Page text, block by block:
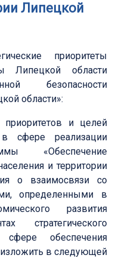
Липецкой
приоритеты
Липецкой области
безопасности
области»:
и целей
в сфере реализации
«Обеспечение
и территории
о взаимосвязи со
определенными в
развития
стратегического
обеспечения
изложить в следующей